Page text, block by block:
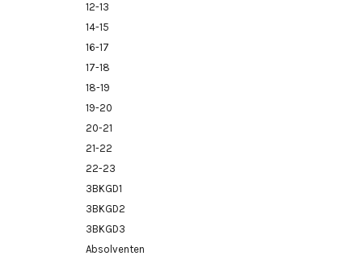
12-13
14-15
16-17
17-18
18-19
19-20
20-21
21-22
22-23
3BKGD1
3BKGD2
3BKGD3
Absolventen